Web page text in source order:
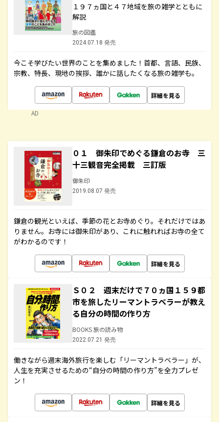
１９７ヵ国と４７地域を旅の雑学とともに
解説
旅の図鑑
2024.07.18 発売
今こそ学びたい世界のことを集めました！首都、言語、民族、
宗教、特長、現地の挨拶、誰かに話したくなる旅の雑学も。
詳細を見る
AD
０１ 御朱印でめぐる鎌倉のお寺 三
十三観音完全掲載 三訂版
御朱印
2019.08.07 発売
鎌倉の観光といえば、季節の花とお寺めぐり。それだけではあ
りません。お寺には御朱印があり、これに触れればお寺の全て
がわかるのです！
詳細を見る
Ｓ０２ 週末だけで７０ヵ国１５９都
市を旅したリーマントラベラーが教え
る自分の時間の作り方
BOOKS 旅の読み物
2022.07.21 発売
働きながら週末海外旅行を楽しむ「リーマントラベラー」が、
人生を充実させるための“自分の時間の作り方”を全力プレゼ
ン！
詳細を見る